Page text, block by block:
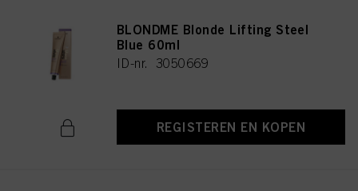
BLONDME Blonde Lifting Steel
Blue 60ml
ID-nr. 3050669
REGISTEREN EN KOPEN